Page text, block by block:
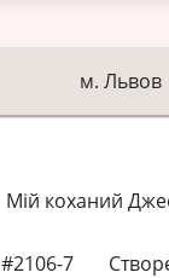
м. Львов
Мій коханий
#2106-7